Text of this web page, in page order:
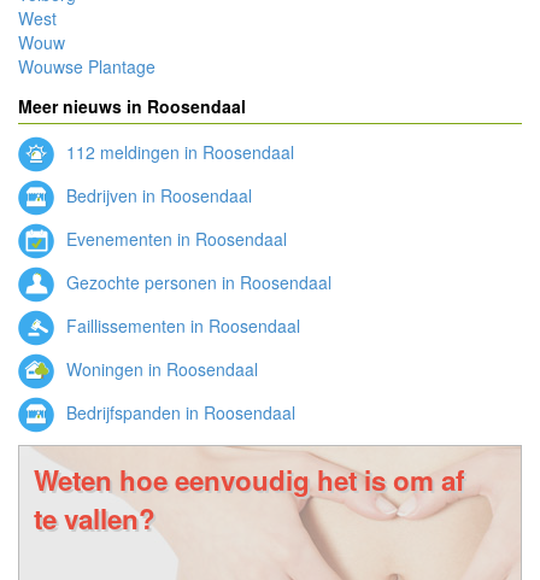
West
Wouw
Wouwse Plantage
Meer nieuws in Roosendaal
112 meldingen in Roosendaal
Bedrijven in Roosendaal
Evenementen in Roosendaal
Gezochte personen in Roosendaal
Faillissementen in Roosendaal
Woningen in Roosendaal
Bedrijfspanden in Roosendaal
Weten hoe eenvoudig het is om af
te vallen?